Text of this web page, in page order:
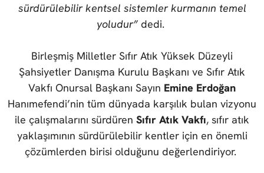
sürdürülebilir kentsel sistemler kurmanın temel
yoludur” dedi.
Birleşmiş Milletler Sıfır Atık Yüksek Düzeyli
Şahsiyetler Danışma Kurulu Başkanı ve Sıfır Atık
Vakfı Onursal Başkanı Sayın Emine Erdoğan
Hanımefendi’nin tüm dünyada karşılık bulan vizyonu
ile çalışmalarını sürdüren Sıfır Atık Vakfı, sıfır atık
yaklaşımının sürdürülebilir kentler için en önemli
çözümlerden birisi olduğunu değerlendiriyor.